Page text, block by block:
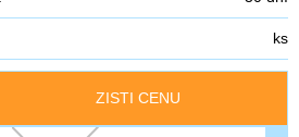
ks
ZISTI CENU